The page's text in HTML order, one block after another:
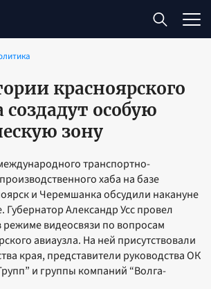
красноярского
создадут особую
зону
транспортно-
хаба на базе
и Черемшанка обсудили накануне
Губернатор Александр Усс провел
режиме видеосвязи по вопросам
авиаузла. На ней присутствовали
края, представители руководства ОК
и группы компаний “Волга-